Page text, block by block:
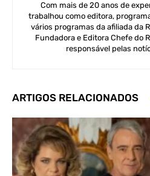
Com mais de 20 anos de
trabalhou como editora,
vários programas da afiliada da
Fundadora e Editora Chefe do
responsável pelas
ARTIGOS RELACIONADOS